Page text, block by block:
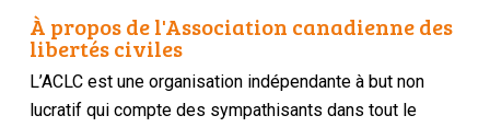
À propos de l'Association canadienne des
libertés civiles
L’ACLC est une organisation indépendante à but non
lucratif qui compte des sympathisants dans tout le